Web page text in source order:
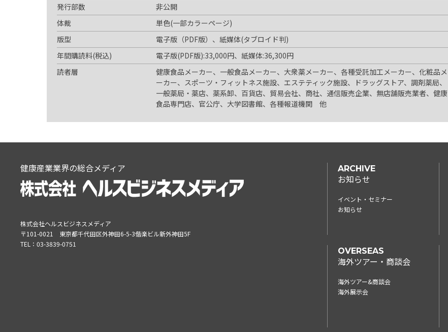
発行部数
非公開
体裁
単色(一部カラーページ)
版型
電子版（PDF版）、紙媒体(タブロイド判)
年間購読料(税込)
電子版(PDF版):33,000円、紙媒体:36,300円
読者層
健康食品メーカー、一般食品メーカー、大衆薬メーカー、各種受託加工メーカー、化粧品メ
ーカー、スポーツ・フィットネス施設、エステティック施設、ドラッグストア、調剤薬局、
一般薬局・薬店、薬系卸、百貨店、貿易会社、商社、通信販売企業、無店舗販売業者、健康
食品専門店、官公庁、大学図書館、各種報道機関 他
健康産業業界の総合メディア
株式会社ヘルスビジネスメディア
〒101-0021 東京都千代田区外神田6-5-3偕楽ビル新外神田5F
TEL： 03-3839-0751
ARCHIVE
お知らせ
イベント・セミナー
お知らせ
OVERSEAS
海外ツアー・商談会
海外ツアー&商談会
海外展示会